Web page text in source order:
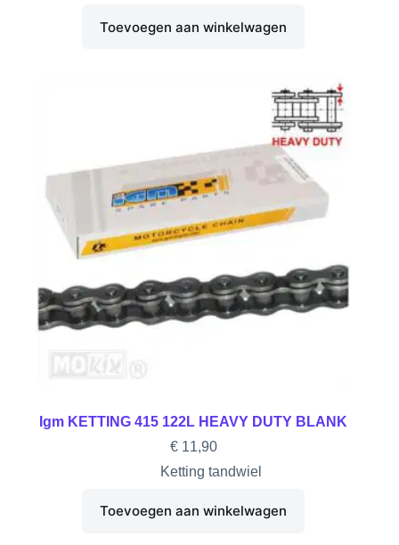
Toevoegen aan winkelwagen
Igm KETTING 415 122L HEAVY DUTY BLANK
€11,90
Ketting tandwiel
Toevoegen aan winkelwagen